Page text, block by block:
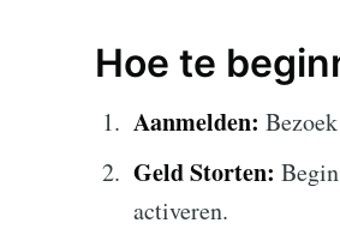
Hoe te
Aanmelden:
Geld Storten:
activeren.